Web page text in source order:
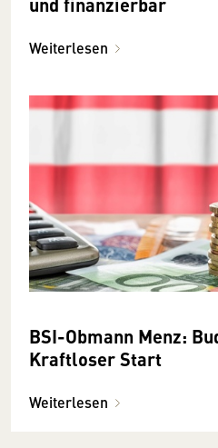
Weiterlesen
BSI-Obmann Menz: Budgetsanierung:
Kraftloser Start
Weiterlesen